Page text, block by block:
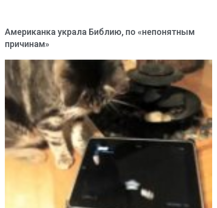
Американка украла Библию, по «непонятным
причинам»